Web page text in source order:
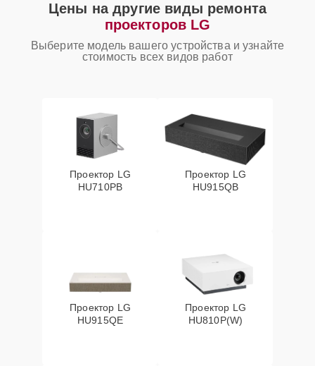
Цены на другие виды ремонта
проекторов LG
Выберите модель вашего устройства и узнайте
стоимость всех видов работ
Проектор LG
HU710PB
Проектор LG
HU915QB
Проектор LG
HU915QE
Проектор LG
HU810P(W)